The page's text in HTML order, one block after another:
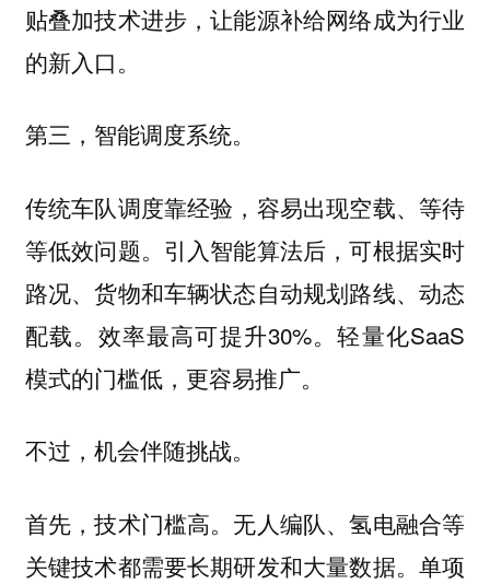
贴叠加技术进步，让能源补给网络成为行业
的新入口。
第三，智能调度系统。
传统车队调度靠经验，容易出现空载、等待
等低效问题。引入智能算法后，可根据实时
路况、货物和车辆状态自动规划路线、动态
配载。效率最高可提升30%。轻量化SaaS
模式的门槛低，更容易推广。
不过，机会伴随挑战。
首先，技术门槛高。无人编队、氢电融合等
关键技术都需要长期研发和大量数据。单项